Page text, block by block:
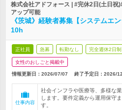
株式会社アドフォース | #完休2日(土日
アップ可能
《茨城》経験者募集【システムエ
10h
正社員 急募 転勤なし 完全週休2日制
女性のおしごと掲載中
情報更新日：2026/07/07 終了予定日： 2026/
仕事内容
社会インフラや医療等、多様な
します。要件定義から運用保守
す。